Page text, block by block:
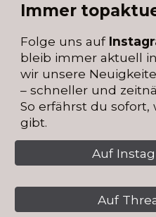
Immer
Folge uns auf
bleib immer aktuell
wir unsere
– schneller und
So erfährst du sofort,
gibt.
Auf
Auf